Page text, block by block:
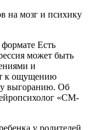
Есть
может быть
и
к ощущению
выгоранию. Об
«СМ-
у родителей